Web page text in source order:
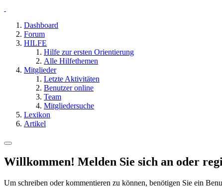
Dashboard
Forum
HILFE
Hilfe zur ersten Orientierung
Alle Hilfethemen
Mitglieder
Letzte Aktivitäten
Benutzer online
Team
Mitgliedersuche
Lexikon
Artikel
Willkommen! Melden Sie sich an oder
Um schreiben oder kommentieren zu können, benötigen Sie ein